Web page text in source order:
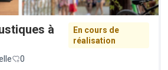
à
En cours de
réalisation
0